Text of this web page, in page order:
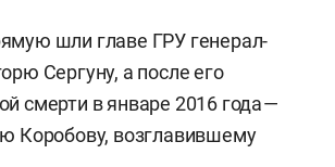
шли главе ГРУ генерал-
Сергуну, а после его
смерти в январе 2016 года —
Коробову, возглавившему